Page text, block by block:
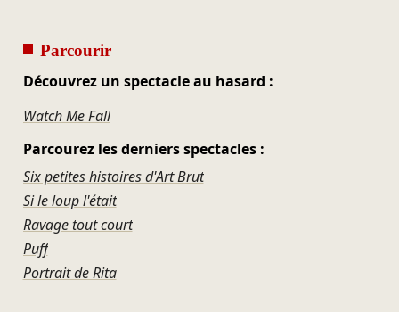
Parcourir
Découvrez un spectacle au hasard :
Watch Me Fall
Parcourez les derniers spectacles :
Six petites histoires d'Art Brut
Si le loup l'était
Ravage tout court
Puff
Portrait de Rita